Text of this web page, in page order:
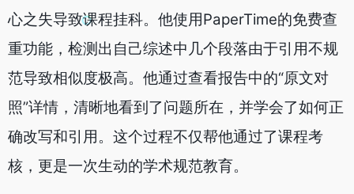
心之失导致课程挂科。他使用PaperTime的免费查
重功能，检测出自己综述中几个段落由于引用不规
范导致相似度极高。他通过查看报告中的“原文对
照”详情，清晰地看到了问题所在，并学会了如何正
确改写和引用。这个过程不仅帮他通过了课程考
核，更是一次生动的学术规范教育。